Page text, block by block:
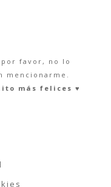
favor, no lo
más felices ♥︎